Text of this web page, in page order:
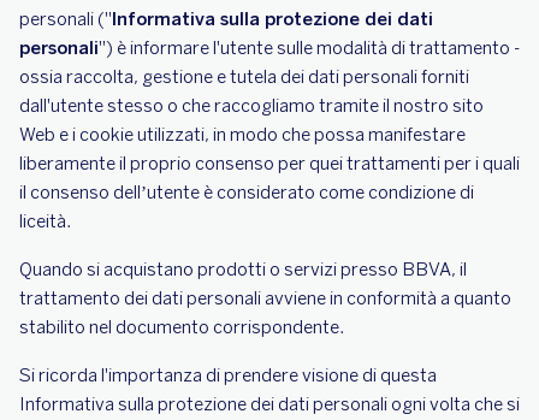
personali ("Informativa sulla protezione dei dati
personali") è informare l'utente sulle modalità di trattamento -
ossia raccolta, gestione e tutela dei dati personali forniti
dall'utente stesso o che raccogliamo tramite il nostro sito
Web e i cookie utilizzati, in modo che possa manifestare
liberamente il proprio consenso per quei trattamenti per i quali
il consenso dell’utente è considerato come condizione di
liceità.
Quando si acquistano prodotti o servizi presso BBVA, il
trattamento dei dati personali avviene in conformità a quanto
stabilito nel documento corrispondente.
Si ricorda l'importanza di prendere visione di questa
Informativa sulla protezione dei dati personali ogni volta che si